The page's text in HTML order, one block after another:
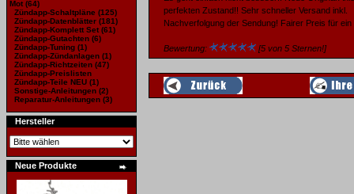
Mot (64)
Zündapp-Schaltpläne (125)
Zündapp-Datenblätter (181)
Zündapp-Komplett Set (61)
Zündapp-Gutachten (6)
Zündapp-Tuning (1)
Zündapp-Zündanlagen (1)
Zündapp-Richtzeiten (47)
Zündapp-Preislisten
Zündapp-Teile NEU (1)
Sonstige-Anleitungen (2)
Reparatur-Anleitungen (3)
Hersteller
Neue Produkte
perfekten Zustand!! Sehr schneller Versand inkl.
Nachverfolgung der Sendung! Fairer Preis für ein
Bewertung: [5 von 5 Sternen!]